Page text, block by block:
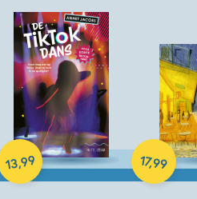
13,99
Hardcover
17,99
Hardcover